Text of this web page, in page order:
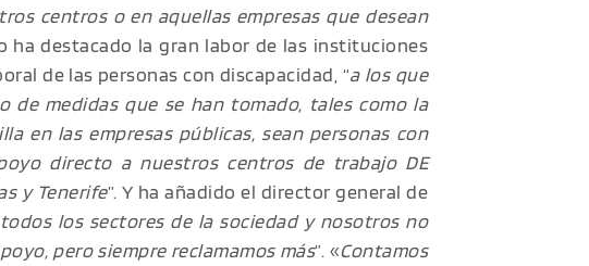
centros o en aquellas empresas que desean
ha destacado la gran labor de las instituciones
de las personas con discapacidad, “a los que
de medidas que se han tomado, tales como la
en las empresas públicas, sean personas con
directo a nuestros centros de trabajo DE
y Tenerife”. Y ha añadido el director general de
los sectores de la sociedad y nosotros no
pero siempre reclamamos más”. «Contamos